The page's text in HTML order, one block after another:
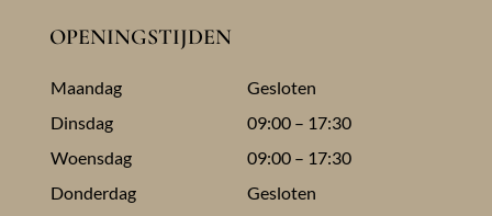
OPENINGSTIJDEN
Maandag
Gesloten
Dinsdag
09:00 – 17:30
Woensdag
09:00 – 17:30
Donderdag
Gesloten